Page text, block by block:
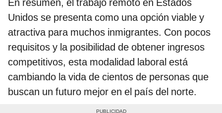
En resumen, el trabajo remoto en Estados
Unidos se presenta como una opción viable y
atractiva para muchos inmigrantes. Con pocos
requisitos y la posibilidad de obtener ingresos
competitivos, esta modalidad laboral está
cambiando la vida de cientos de personas que
buscan un futuro mejor en el país del norte.